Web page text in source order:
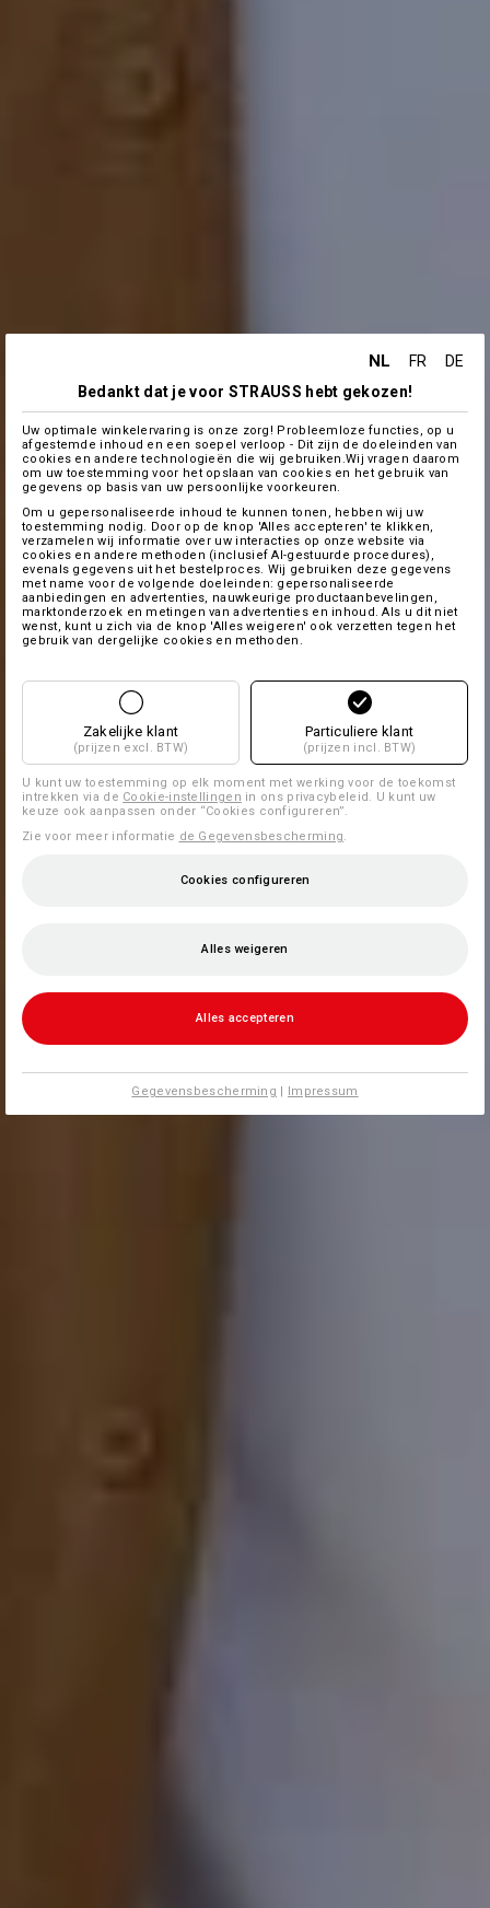
NL FR
DE
Bedankt dat je voor STRAUSS hebt gekozen!
Uw optimale winkelervaring is onze zorg! Probleemloze functies, op u
afgestemde inhoud en een soepel verloop - Dit zijn de doeleinden van
cookies en andere technologieën die wij gebruiken.Wij vragen daarom
om uw toestemming voor het opslaan van cookies en het gebruik van
gegevens op basis van uw persoonlijke voorkeuren.
Om u gepersonaliseerde inhoud te kunnen tonen, hebben wij uw
toestemming nodig. Door op de knop 'Alles accepteren' te klikken,
verzamelen wij informatie over uw interacties op onze website via
cookies en andere methoden (inclusief AI-gestuurde procedures),
evenals gegevens uit het bestelproces. Wij gebruiken deze gegevens
met name voor de volgende doeleinden: gepersonaliseerde
aanbiedingen en advertenties, nauwkeurige productaanbevelingen,
marktonderzoek en metingen van advertenties en inhoud. Als u dit niet
wenst, kunt u zich via de knop 'Alles weigeren' ook verzetten tegen het
gebruik van dergelijke cookies en methoden.
Zakelijke klant
(prijzen excl. BTW)
Particuliere klant
(prijzen incl. BTW)
U kunt uw toestemming op elk moment met werking voor de toekomst
intrekken via de Cookie-instellingen in ons privacybeleid. U kunt uw
keuze ook aanpassen onder “Cookies configureren”.
Zie voor meer informatie de Gegevensbescherming
Cookies configureren
Alles weigeren
Alles accepteren
Gegevensbescherming | Impressum